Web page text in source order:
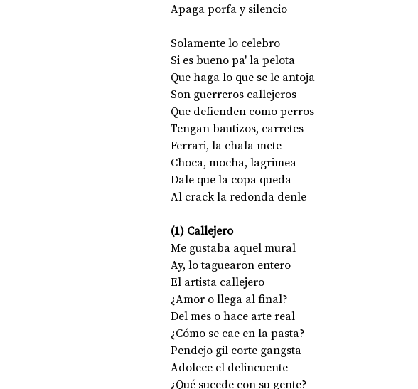
Apaga porfa y silencio
Solamente lo celebro
Si es bueno pa' la pelota
Que haga lo que se le antoja
Son guerreros callejeros
Que defienden como perros
Tengan bautizos, carretes
Ferrari, la chala mete
Choca, mocha, lagrimea
Dale que la copa queda
Al crack la redonda denle
(1) Callejero
Me gustaba aquel mural
Ay, lo taguearon entero
El artista callejero
¿Amor o llega al final?
Del mes o hace arte real
¿Cómo se cae en la pasta?
Pendejo gil corte gangsta
Adolece el delincuente
¿Qué sucede con su gente?